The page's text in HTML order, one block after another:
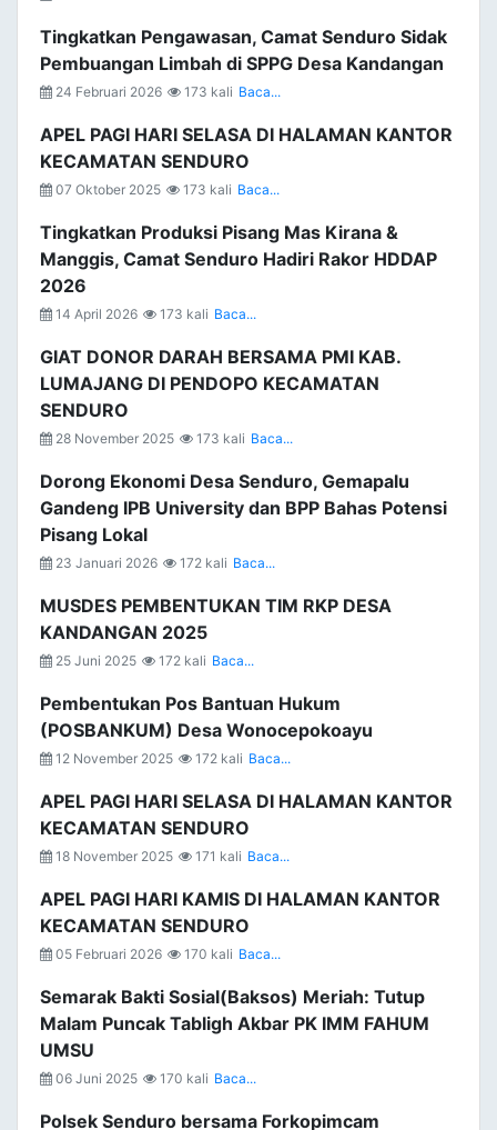
Tingkatkan Pengawasan, Camat Senduro Sidak
Pembuangan Limbah di SPPG Desa Kandangan
24 Februari 2026 173 kali Baca...
APEL PAGI HARI SELASA DI HALAMAN KANTOR
KECAMATAN SENDURO
07 Oktober 2025 173 kali Baca...
Tingkatkan Produksi Pisang Mas Kirana &
Manggis, Camat Senduro Hadiri Rakor HDDAP
2026
14 April 2026 173 kali Baca...
GIAT DONOR DARAH BERSAMA PMI KAB.
LUMAJANG DI PENDOPO KECAMATAN
SENDURO
28 November 2025 173 kali Baca...
Dorong Ekonomi Desa Senduro, Gemapalu
Gandeng IPB University dan BPP Bahas Potensi
Pisang Lokal
23 Januari 2026 172 kali Baca...
MUSDES PEMBENTUKAN TIM RKP DESA
KANDANGAN 2025
25 Juni 2025 172 kali Baca...
Pembentukan Pos Bantuan Hukum
(POSBANKUM) Desa Wonocepokoayu
12 November 2025 172 kali Baca...
APEL PAGI HARI SELASA DI HALAMAN KANTOR
KECAMATAN SENDURO
18 November 2025 171 kali Baca...
APEL PAGI HARI KAMIS DI HALAMAN KANTOR
KECAMATAN SENDURO
05 Februari 2026 170 kali Baca...
Semarak Bakti Sosial(Baksos) Meriah: Tutup
Malam Puncak Tabligh Akbar PK IMM FAHUM
UMSU
06 Juni 2025 170 kali Baca...
Polsek Senduro bersama Forkopimcam